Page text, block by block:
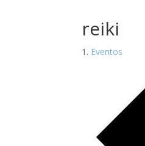
reiki
Eventos